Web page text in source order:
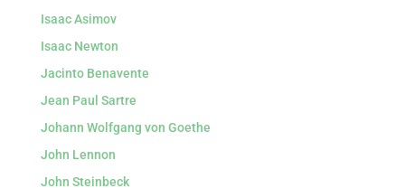
Isaac Asimov
Isaac Newton
Jacinto Benavente
Jean Paul Sartre
Johann Wolfgang von Goethe
John Lennon
John Steinbeck